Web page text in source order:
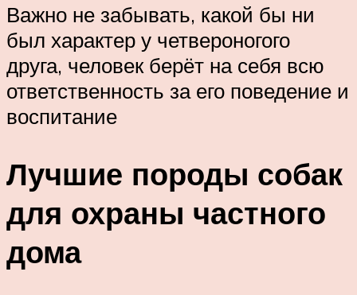
Важно не забывать, какой бы ни
был характер у четвероногого
друга, человек берёт на себя всю
ответственность за его поведение и
воспитание
Лучшие породы собак
для охраны частного
дома